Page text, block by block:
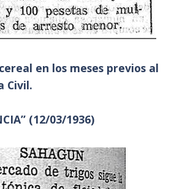
en los meses previos al
Civil.
(12/03/1936)